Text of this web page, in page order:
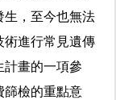
生，至今也無法
術進行常見遺傳
計畫的一項參
篩檢的重點意